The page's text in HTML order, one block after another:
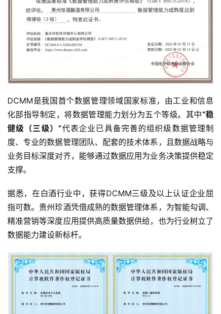
首
页
公
DCMM是我国首个数据管理领域国家标准，由工业和信息
化部指导制定，将数据管理能力划分为五个等级。其中“稳
健级（三级）”代表企业已具备完善的组织级数据管理制
度、专业的数据管理团队、配套的技术体系，且数据战略与
业务目标深度对齐，能够通过数据应用为业务决策提供稳定
支撑。
据悉，在白酒行业中，获得DCMM三级及以上认证企业屈
指可数。贵州珍酒凭借成熟的数据管理体系，为智能勾调、
精准营销等深度应用提供高质量数据供给，也为行业树立了
数据能力建设新标杆。